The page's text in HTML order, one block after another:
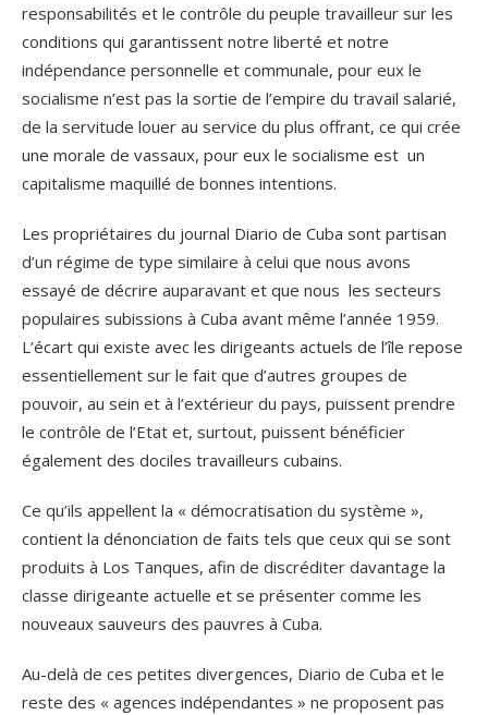
responsabilités et le contrôle du peuple travailleur sur les
conditions qui garantissent notre liberté et notre
indépendance personnelle et communale, pour eux le
socialisme n’est pas la sortie de l’empire du travail salarié,
de la servitude louer au service du plus offrant, ce qui crée
une morale de vassaux, pour eux le socialisme est un
capitalisme maquillé de bonnes intentions.
Les propriétaires du journal Diario de Cuba sont partisan
d’un régime de type similaire à celui que nous avons
essayé de décrire auparavant et que nous les secteurs
populaires subissions à Cuba avant même l’année 1959.
L’écart qui existe avec les dirigeants actuels de l’île repose
essentiellement sur le fait que d’autres groupes de
pouvoir, au sein et à l’extérieur du pays, puissent prendre
le contrôle de l’Etat et, surtout, puissent bénéficier
également des dociles travailleurs cubains.
Ce qu’ils appellent la « démocratisation du système »,
contient la dénonciation de faits tels que ceux qui se sont
produits à Los Tanques, afin de discréditer davantage la
classe dirigeante actuelle et se présenter comme les
nouveaux sauveurs des pauvres à Cuba.
Au-delà de ces petites divergences, Diario de Cuba et le
reste des « agences indépendantes » ne proposent pas